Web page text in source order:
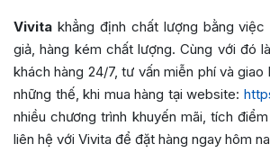
Vivita khẳng định chất lượng bằng việc
giả, hàng kém chất lượng. Cùng với đó
khách hàng 24/7, tư vấn miễn phí và giao
những thế, khi mua hàng tại website:
nhiều chương trình khuyến mãi, tích
liên hệ với Vivita để đặt hàng ngay hôm